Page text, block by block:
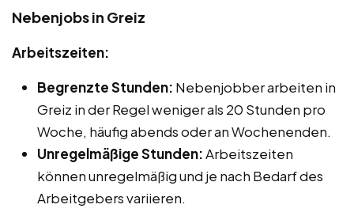
Nebenjobs in Greiz
Arbeitszeiten:
Begrenzte Stunden: Nebenjobber arbeiten in
Greiz in der Regel weniger als 20 Stunden pro
Woche, häufig abends oder an Wochenenden.
Unregelmäßige Stunden:Arbeitszeiten
können unregelmäßig und je nach Bedarf des
Arbeitgebers variieren.